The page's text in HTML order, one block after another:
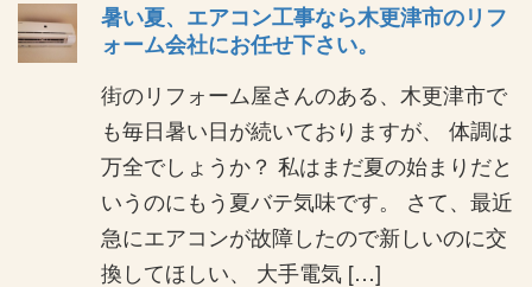
暑い夏、エアコン工事なら木更津市のリフ
ォーム会社にお任せ下さい。
街のリフォーム屋さんのある、木更津市で
も毎日暑い日が続いておりますが、 体調は
万全でしょうか？ 私はまだ夏の始まりだと
いうのにもう夏バテ気味です。 さて、最近
急にエアコンが故障したので新しいのに交
換してほしい、 大手電気 […]